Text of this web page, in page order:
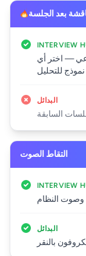
بعد الجلسة
INTERVIEW
— اختر أي
نموذج للتحليل
البدائل
السابقة
التقاط الصوت
INTERVIEW
وصوت النظام
البدائل
بالنقر